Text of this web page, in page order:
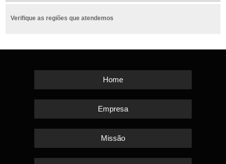
Verifique as regiões que atendemos
Home
Empresa
Missão